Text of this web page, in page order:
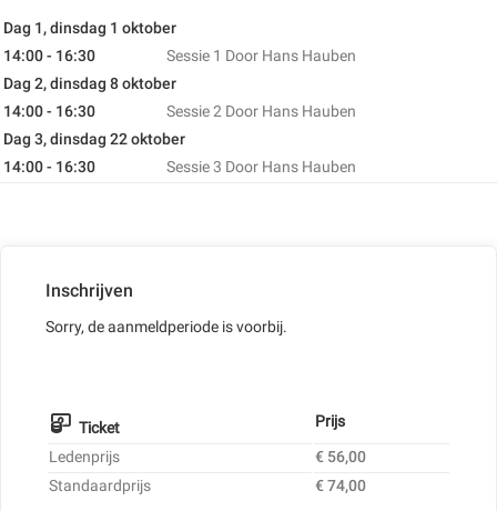
Dag 1, dinsdag 1 oktober
14:00 - 16:30
Sessie 1 Door Hans Hauben
Dag 2, dinsdag 8 oktober
14:00 - 16:30
Sessie 2 Door Hans Hauben
Dag 3, dinsdag 22 oktober
14:00 - 16:30
Sessie 3 Door Hans Hauben
Inschrijven
Sorry, de aanmeldperiode is voorbij.
Ticket
Prijs
Ledenprijs
€ 56,00
Standaardprijs
€ 74,00